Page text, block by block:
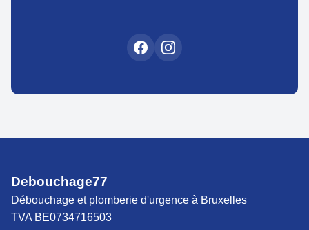
Debouchage77
Débouchage et plomberie d'urgence à Bruxelles
TVA BE0734716503